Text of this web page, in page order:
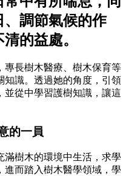
、調節氣候的作
的益處。
專長樹木醫療、樹木保育等
知識。透過她的角度，引領
並從中學習護樹知識，讓這
的一員
滿樹木的環境中生活，求學
進而踏入樹木醫學領域，學